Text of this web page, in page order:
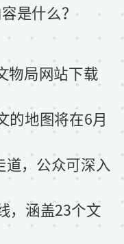
是什么？
物局网站下载
的地图将在6月
道，公众可深入
，涵盖23个文